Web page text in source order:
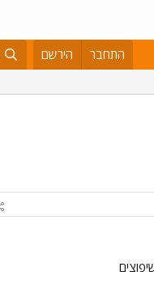
התחבר הירשם